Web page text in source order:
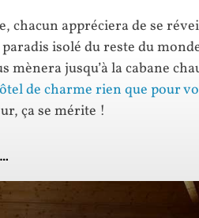
chacun appréciera de se
isolé du reste du
mènera jusqu’à la cabane
de charme rien que pour
ça se mérite !